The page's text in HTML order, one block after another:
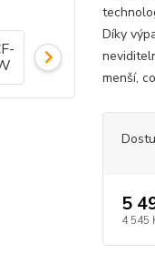
Díky
menší,
5
4 545